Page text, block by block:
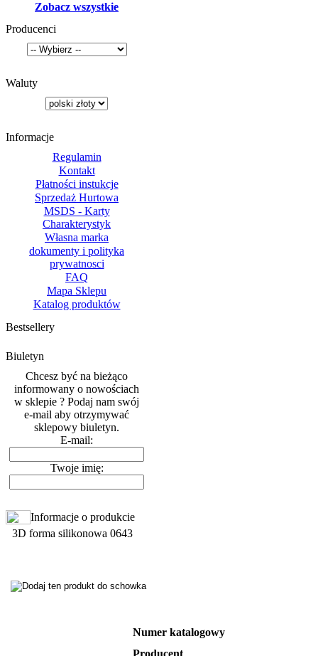
Zobacz wszystkie
Producenci
Waluty
Informacje
Regulamin
Kontakt
Płatności instukcje
Sprzedaż Hurtowa
MSDS - Karty
Charakterystyk
Własna marka
dokumenty i polityka
prywatnosci
FAQ
Mapa Sklepu
Katalog produktów
Bestsellery
Biuletyn
Chcesz być na bieżąco
informowany o nowościach
w sklepie ? Podaj nam swój
e-mail aby otrzymywać
sklepowy biuletyn.
E-mail:
Twoje imię:
Informacje o produkcie
3D forma silikonowa 0643
Numer katalogowy
Producent